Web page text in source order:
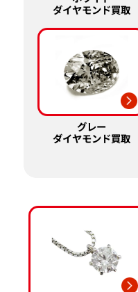
ダイヤモンド買取
グレー
ダイヤモンド買取